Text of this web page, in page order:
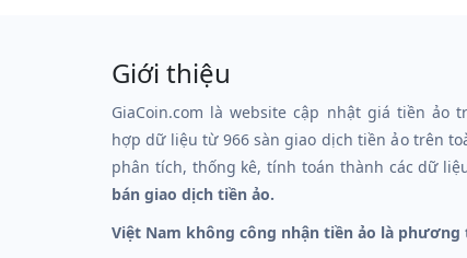
Giới thiệu
GiaCoin.com là website cập nhật giá tiền ảo
hợp dữ liệu từ 966 sàn giao dịch tiền ảo trên
phân tích, thống kê, tính toán thành các dữ
bán giao dịch tiền ảo.
Việt Nam không công nhận tiền ảo là